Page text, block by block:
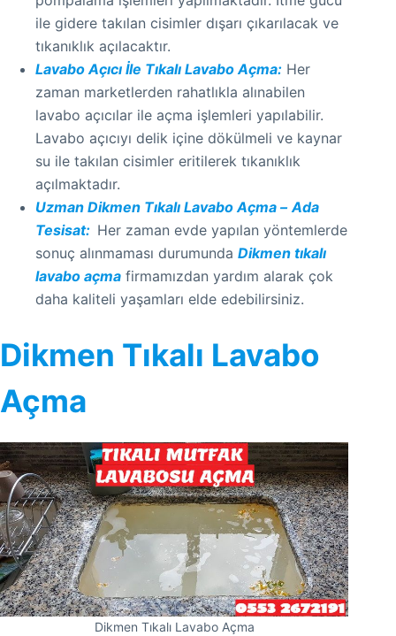
ile gidere takılan cisimler dışarı çıkarılacak ve
tıkanıklık açılacaktır.
Lavabo Açıcı İle Tıkalı Lavabo Açma: Her
zaman marketlerden rahatlıkla alınabilen
lavabo açıcılar ile açma işlemleri yapılabilir.
Lavabo açıcıyı delik içine dökülmeli ve kaynar
su ile takılan cisimler eritilerek tıkanıklık
açılmaktadır.
Uzman Dikmen Tıkalı Lavabo Açma – Ada
Tesisat: Her zaman evde yapılan yöntemlerde
sonuç alınmaması durumunda Dikmen tıkalı
lavabo açma firmamızdan yardım alarak çok
daha kaliteli yaşamları elde edebilirsiniz.
Dikmen Tıkalı Lavabo
Açma
Dikmen Tıkalı Lavabo Açma